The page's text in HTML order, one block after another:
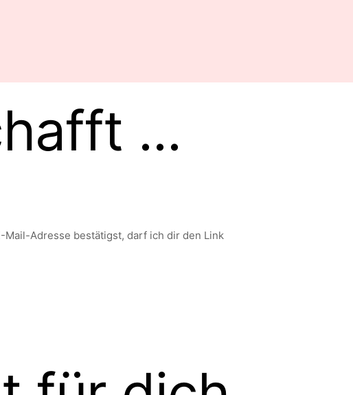
...
Adresse bestätigst, darf ich dir den Link